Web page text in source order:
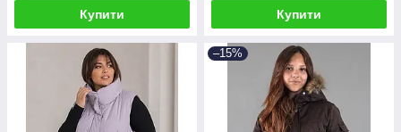
Купити Купити
–15%